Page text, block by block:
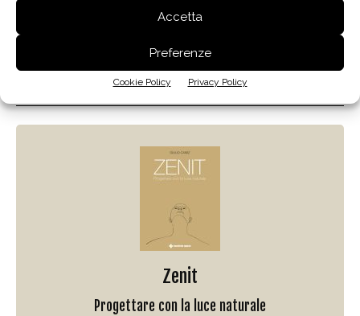
Accetta
Preferenze
Cookie Policy Privacy Policy
Il libro del mese
Zenit
Progettare con la luce naturale